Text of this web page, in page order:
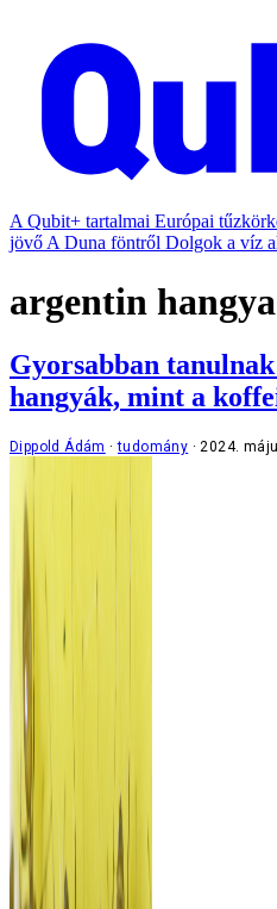
A Qubit+ tartalmai Európai
jövő A Duna föntről Dolgok a víz
argentin hangya
Gyorsabban
hangyák, mint a
Dippold Ádám tudomány 2024.